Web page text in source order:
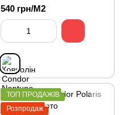
540 грн/М2
ТОП ПРОДАЖІВ
Розпродаж